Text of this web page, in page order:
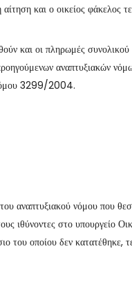
και ο οικείος φάκελος
και οι πληρωμές
αναπτυξιακών
νόμου 3299/2004.
αναπτυξιακού νόμου που
ιθύνοντες στο υπουργείο
του οποίου δεν κατατέθηκε,